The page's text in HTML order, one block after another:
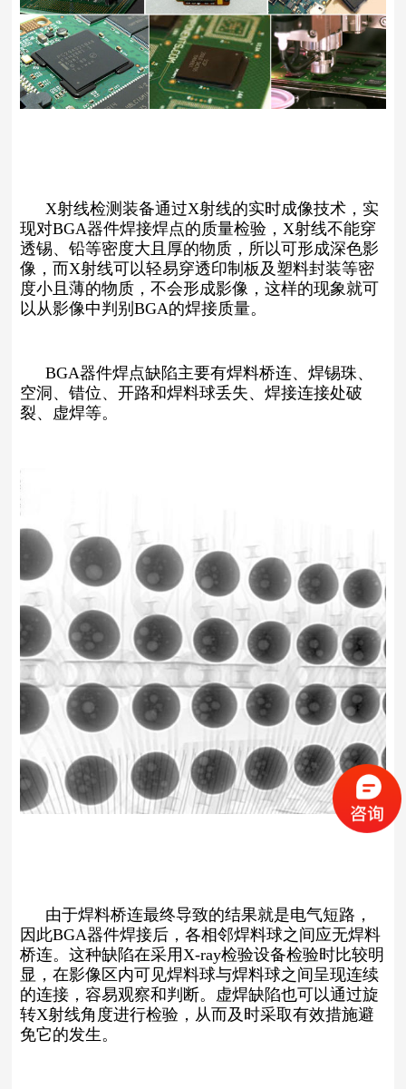
X射线检测装备通过X射线的实时成像技术，实
现对BGA器件焊接焊点的质量检验，X射线不能穿
透锡、铅等密度大且厚的物质，所以可形成深色影
像，而X射线可以轻易穿透印制板及塑料封装等密
度小且薄的物质，不会形成影像，这样的现象就可
以从影像中判别BGA的焊接质量。
BGA器件焊点缺陷主要有焊料桥连、焊锡珠、
空洞、错位、开路和焊料球丢失、焊接连接处破
裂、虚焊等。
由于焊料桥连最终导致的结果就是电气短路，
因此BGA器件焊接后，各相邻焊料球之间应无焊料
桥连。这种缺陷在采用X-ray检验设备检验时比较明
显，在影像区内可见焊料球与焊料球之间呈现连续
的连接，容易观察和判断。虚焊缺陷也可以通过旋
转X射线角度进行检验，从而及时采取有效措施避
免它的发生。